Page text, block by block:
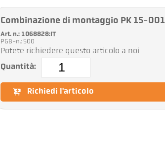
Combinazione di montaggio PK 15-001
Art. n.: 1068828:IT
PGB-n.: 500
Potete richiedere questo articolo a noi
Quantità:
Richiedi l'articolo